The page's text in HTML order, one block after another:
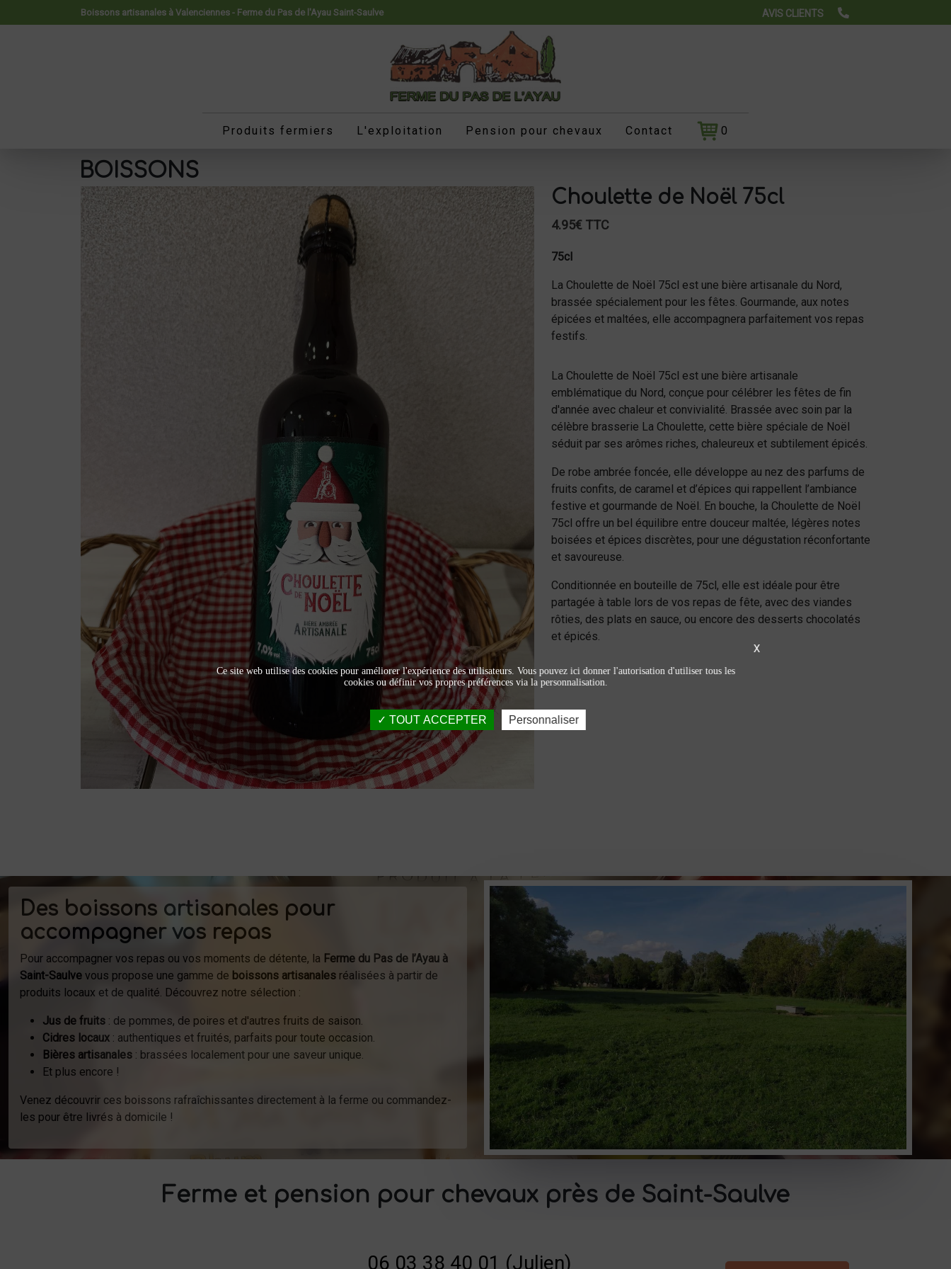
Boissons artisanales à Valenciennes - Ferme du Pas de l'Ayau Saint-Saulve AVIS CLIENTS
Produits fermiers L'exploitation Pension pour chevaux Contact 0
BOISSONS
Choulette de Noël 75cl
4.95€ TTC
75cl
La Choulette de Noël 75cl est une bière artisanale du Nord,
brassée spécialement pour les fêtes. Gourmande, aux notes
épicées et maltées, elle accompagnera parfaitement vos repas
festifs.
La Choulette de Noël 75cl est une bière artisanale
emblématique du Nord, conçue pour célébrer les fêtes de fin
d'année avec chaleur et convivialité. Brassée avec soin par la
célèbre brasserie La Choulette, cette bière spéciale de Noël
séduit par ses arômes riches, chaleureux et subtilement épicés.
De robe ambrée foncée, elle développe au nez des parfums de
fruits confits, de caramel et d’épices qui rappellent l’ambiance
festive et gourmande de Noël. En bouche, la Choulette de Noël
75cl offre un bel équilibre entre douceur maltée, légères notes
boisées et épices discrètes, pour une dégustation réconfortante
et savoureuse.
Conditionnée en bouteille de 75cl, elle est idéale pour être
partagée à table lors de vos repas de fête, avec des viandes
rôties, des plats en sauce, ou encore des desserts chocolatés
et épicés.
Des boissons artisanales pour
accompagner vos repas
Pour accompagner vos repas ou vos moments de détente, la Ferme du Pas de l’Ayau à
Saint-Saulve vous propose une gamme de boissons artisanales réalisées à partir de
produits locaux et de qualité. Découvrez notre sélection :
Jus de fruits : de pommes, de poires et d'autres fruits de saison.
Cidres locaux : authentiques et fruités, parfaits pour toute occasion.
Bières artisanales : brassées localement pour une saveur unique.
Et plus encore !
Venez découvrir ces boissons rafraîchissantes directement à la ferme ou commandez-
les pour être livrés à domicile !
Ferme et pension pour chevaux près de Saint-Saulve
06 03 38 40 01 (Julien)
Panneau de gestion des cookies
X
Ce site web utilise des cookies pour améliorer l'expérience des utilisateurs. Vous pouvez ici donner l'autorisation d'utiliser tous les
cookies ou définir vos propres préférences via la personnalisation.
TOUT ACCEPTER Personnaliser